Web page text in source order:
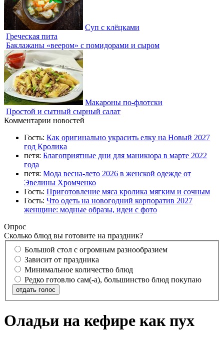
Суп с клёцками
Греческая пита
Баклажаны «веером» с помидорами и сыром
Макароны по-флотски
Простой и сытный сырный салат
Комментарии новостей
Гость: Как оригинально украсить елку на Новый 2027
год Кролика
петя: Благоприятные дни для маникюра в марте 2022
года
петя: Мода весна-лето 2026 в женской одежде от
Эвелины Хромченко
Гость: Приготовление мяса кролика мягким и сочным
Гость: Что одеть на новогодний корпоратив 2027
женщине: модные образы, идеи с фото
Опрос
Сколько блюд вы готовите на праздник?
Большой стол с огромным разнообразием
Зависит от праздника
Минимальное количество блюд
Редко готовлю сам(-а), большинство блюд покупаю
отдать голос
Оладьи на кефире как пух